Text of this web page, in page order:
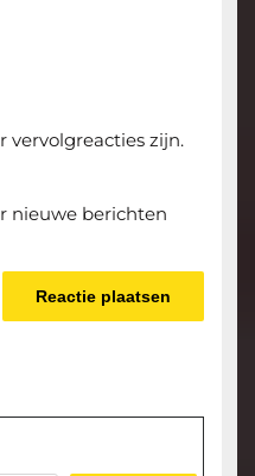
vervolgreacties zijn.
nieuwe berichten